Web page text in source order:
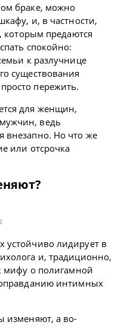
браке, можно
и, в частности,
которым предаются
спокойно:
к разлучнице
существования
пережить.
для женщин,
ведь
внезапно. Но что же
или отсрочка
устойчиво лидирует в
и, традиционно,
мифу о полигамной
интимных
изменяют, а во-